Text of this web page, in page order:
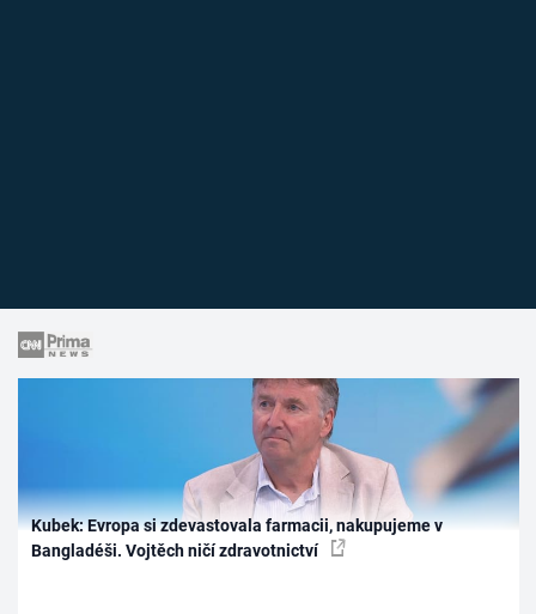
Kubek: Evropa si zdevastovala farmacii, nakupujeme v
Bangladéši. Vojtěch ničí zdravotnictví